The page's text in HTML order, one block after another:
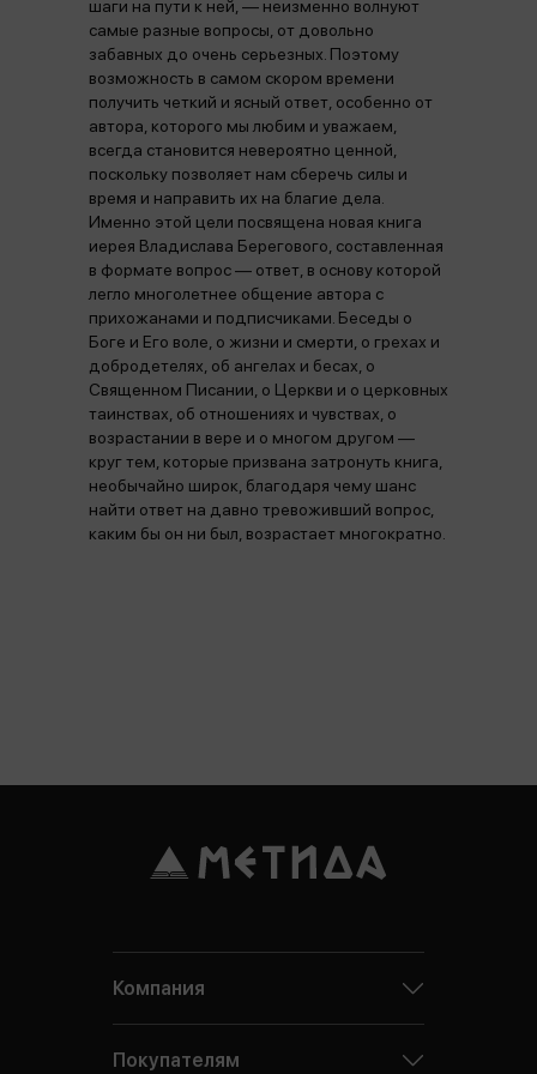
шаги на пути к ней, — неизменно волнуют
самые разные вопросы, от довольно
забавных до очень серьезных. Поэтому
возможность в самом скором времени
получить четкий и ясный ответ, особенно от
автора, которого мы любим и уважаем,
всегда становится невероятно ценной,
поскольку позволяет нам сберечь силы и
время и направить их на благие дела.
Именно этой цели посвящена новая книга
иерея Владислава Берегового, составленная
в формате вопрос — ответ, в основу которой
легло многолетнее общение автора с
прихожанами и подписчиками. Беседы о
Боге и Его воле, о жизни и смерти, о грехах и
добродетелях, об ангелах и бесах, о
Священном Писании, о Церкви и о церковных
таинствах, об отношениях и чувствах, о
возрастании в вере и о многом другом —
круг тем, которые призвана затронуть книга,
необычайно широк, благодаря чему шанс
найти ответ на давно тревоживший вопрос,
каким бы он ни был, возрастает многократно.
Компания
Покупателям